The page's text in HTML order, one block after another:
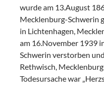
wurde am 13.August
Mecklenburg-Schwerin
in Lichtenhagen,
am 16.November 1939
Schwerin verstorben
Rethwisch,
Todesursache war